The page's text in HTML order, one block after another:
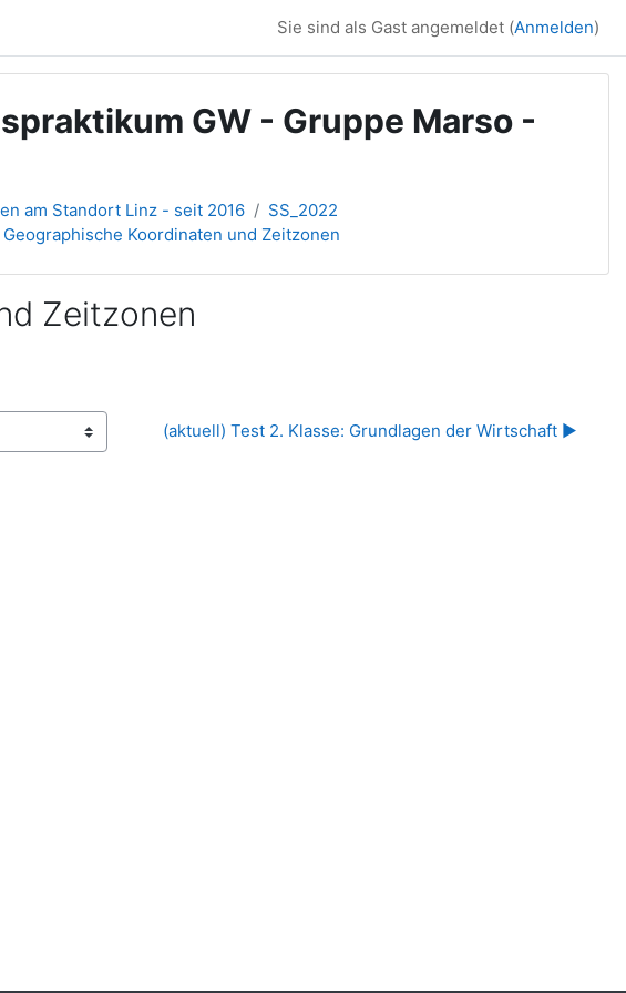
Sie sind als Gast angemeldet (Anmelden)
GW - Gruppe Marso -
am Standort Linz - seit 2016
SS_2022
Koordinaten und Zeitzonen
Zeitzonen
(aktuell) Test 2. Klasse: Grundlagen der Wirtschaft ▶︎